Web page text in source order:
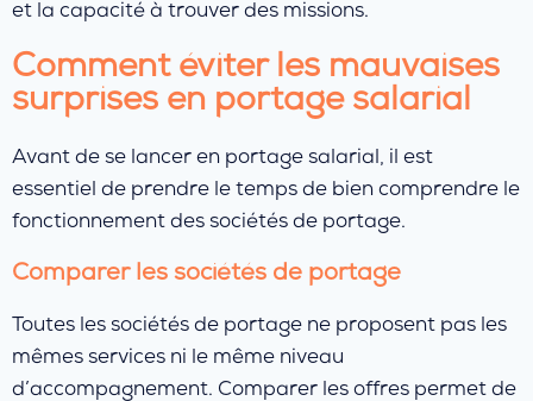
et la capacité à trouver des missions.
Comment éviter les mauvaises
surprises en portage salarial
Avant de se lancer en portage salarial, il est
essentiel de prendre le temps de bien comprendre le
fonctionnement des sociétés de portage.
Comparer les sociétés de portage
Toutes les sociétés de portage ne proposent pas les
mêmes services ni le même niveau
d’accompagnement. Comparer les offres permet de